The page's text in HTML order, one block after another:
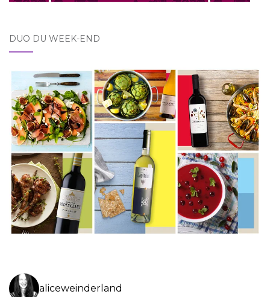
DUO DU WEEK-END
aliceweinderland